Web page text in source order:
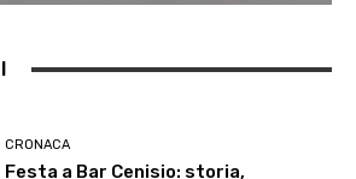
CRONACA
Festa a Bar Cenisio: storia,